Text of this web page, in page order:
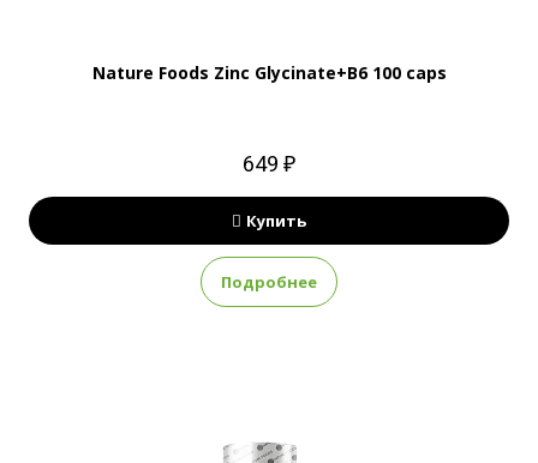
Nature Foods Zinc Glycinate+B6 100 caps
649 ₽
Купить
Подробнее